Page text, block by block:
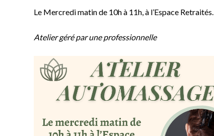
Le Mercredi matin de 10h à 11h, à l’Espace Retraités.
Atelier géré par une professionnelle